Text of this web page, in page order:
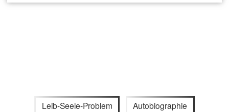
Leib-Seele-Problem Autobiographie